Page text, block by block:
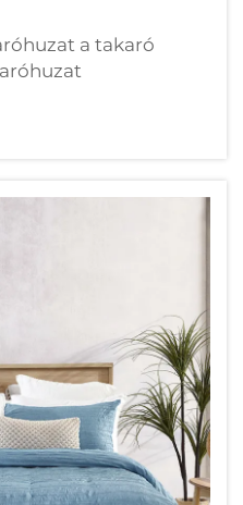
a takaró
a takaró
a kosztól Az
szolgál a
összegyűjtünk. Th...